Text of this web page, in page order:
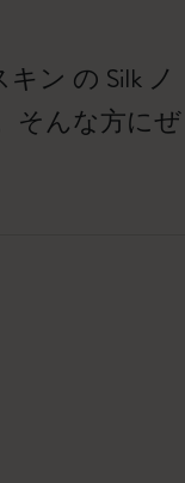
ン の Silk ノ
そんな方にぜ